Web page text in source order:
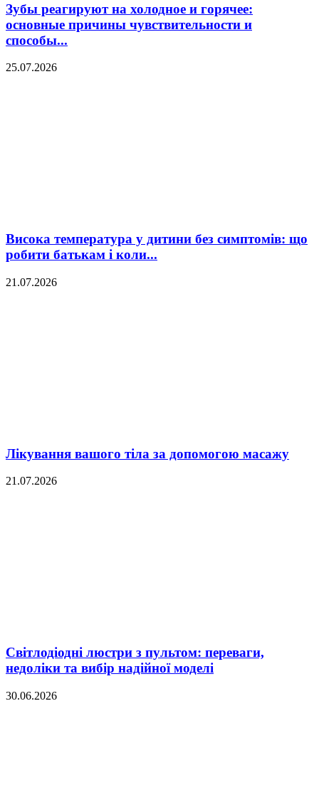
Зубы реагируют на холодное и горячее:
основные причины чувствительности и
способы...
25.07.2026
Висока температура у дитини без симптомів: що
робити батькам і коли...
21.07.2026
Лікування вашого тіла за допомогою масажу
21.07.2026
Світлодіодні люстри з пультом: переваги,
недоліки та вибір надійної моделі
30.06.2026